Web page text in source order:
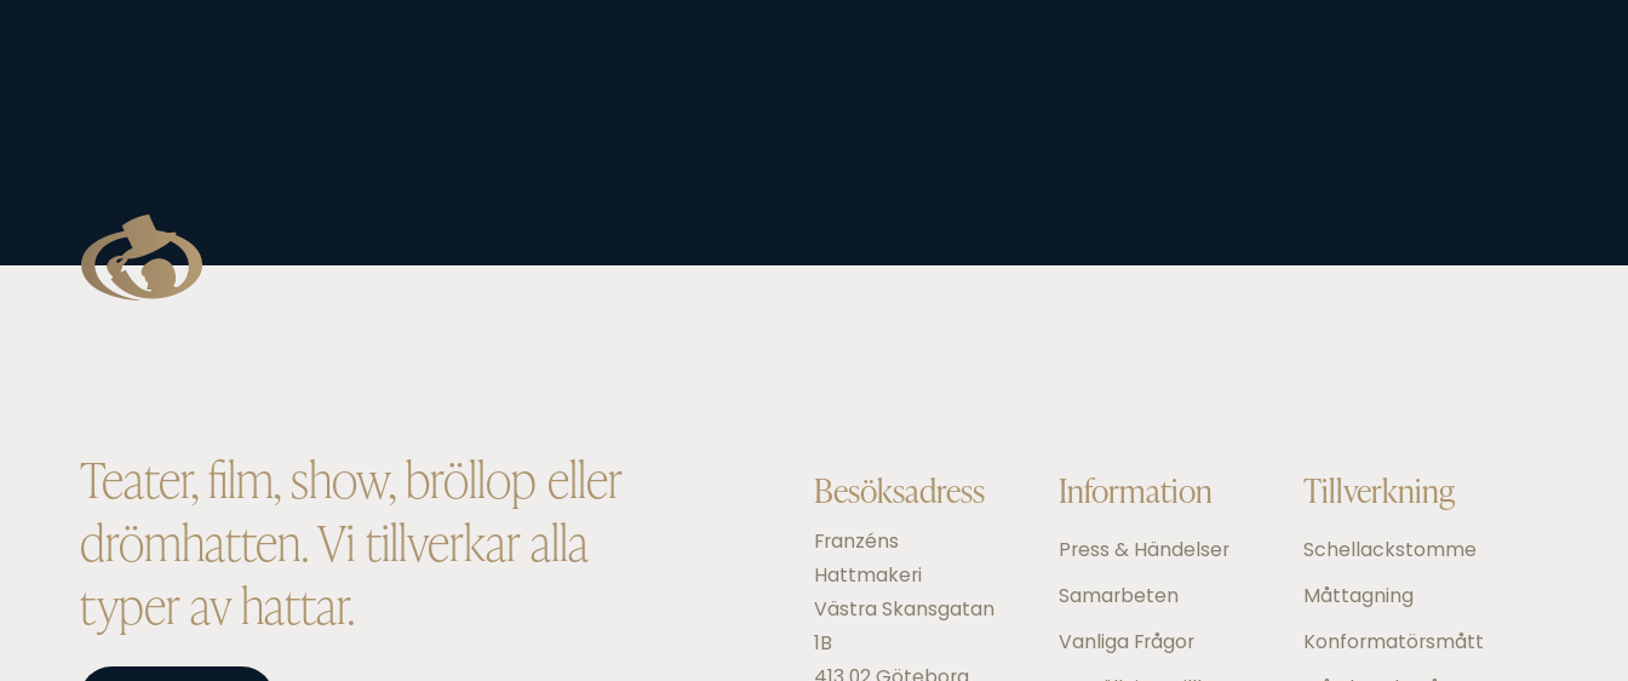
Teater, film, show, bröllop eller
drömhatten. Vi tillverkar alla
typer av hattar.
Besöksadress
Franzéns
Hattmakeri
Västra Skansgatan
1B
Information
Press & Händelser
Samarbeten
Vanliga Frågor
Tillverkning
Schellackstomme
Måttagning
Konformatörsmått